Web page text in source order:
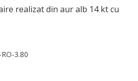
realizat din aur alb 14 kt cu
3.80